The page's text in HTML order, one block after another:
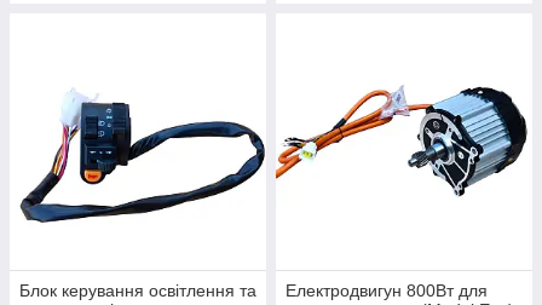
Блок керування освітлення та
Електродвигун 800Вт для